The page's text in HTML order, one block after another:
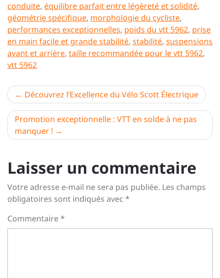
conduite, équilibre parfait entre légèreté et solidité,
géométrie spécifique, morphologie du cycliste,
performances exceptionnelles, poids du vtt 5962, prise
en main facile et grande stabilité, stabilité, suspensions
avant et arrière, taille recommandée pour le vtt 5962,
vtt 5962
Navigation
de
l’article
Découvrez l’Excellence du Vélo Scott Électrique
Promotion exceptionnelle : VTT en solde à ne pas
manquer !
Laisser un commentaire
Votre adresse e-mail ne sera pas publiée. Les champs
obligatoires sont indiqués avec *
Commentaire*